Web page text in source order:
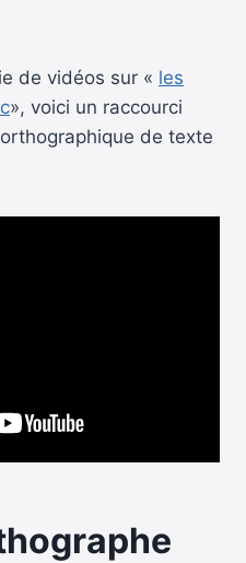
de vidéos sur « les
», voici un raccourci
de texte